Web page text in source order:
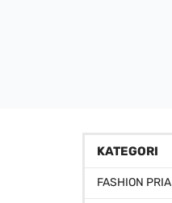
KATEGORI
FASHION PRIA